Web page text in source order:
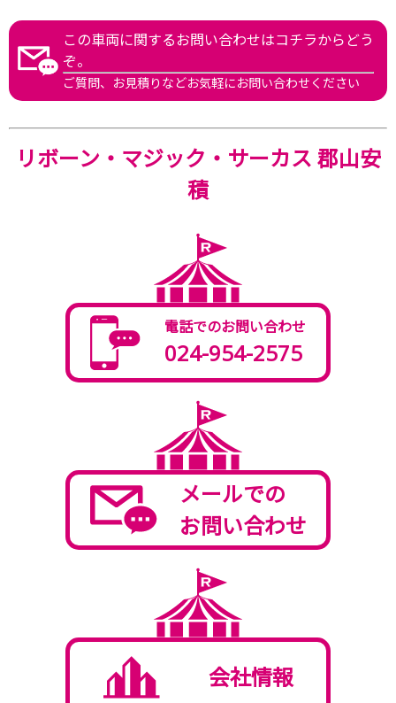
この車両に関するお問い合わせはコチラからどう
ぞ。
ご質問、お見積りなどお気軽にお問い合わせください
リボーン・マジック・サーカス 郡山安
積
電話でのお問い合わせ
024-954-2575
メールでの
お問い合わせ
会社情報